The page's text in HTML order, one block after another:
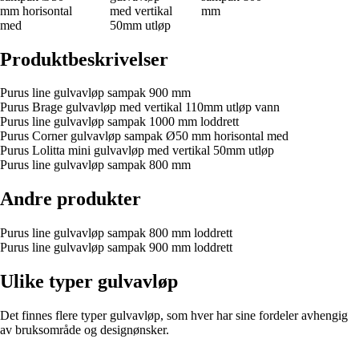
mm horisontal
med
med vertikal
50mm utløp
mm
Produktbeskrivelser
Purus line gulvavløp sampak 900 mm
Purus Brage gulvavløp med vertikal 110mm utløp vann
Purus line gulvavløp sampak 1000 mm loddrett
Purus Corner gulvavløp sampak Ø50 mm horisontal med
Purus Lolitta mini gulvavløp med vertikal 50mm utløp
Purus line gulvavløp sampak 800 mm
Andre produkter
Purus line gulvavløp sampak 800 mm loddrett
Purus line gulvavløp sampak 900 mm loddrett
Ulike typer gulvavløp
Det finnes flere typer gulvavløp, som hver har sine fordeler avhengig
av bruksområde og designønsker.